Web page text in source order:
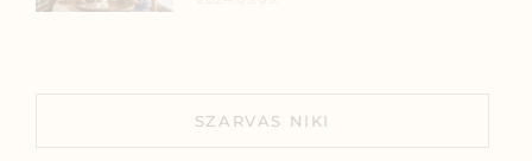
SZARVAS NIKI